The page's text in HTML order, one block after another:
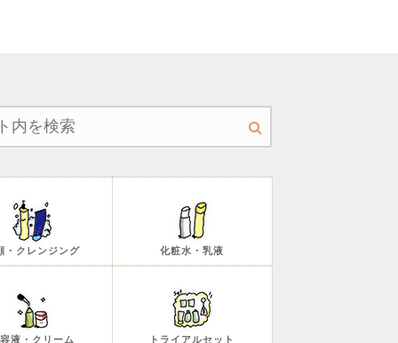
・クレンジング 化粧水・乳液
液・クリーム トライアルセット